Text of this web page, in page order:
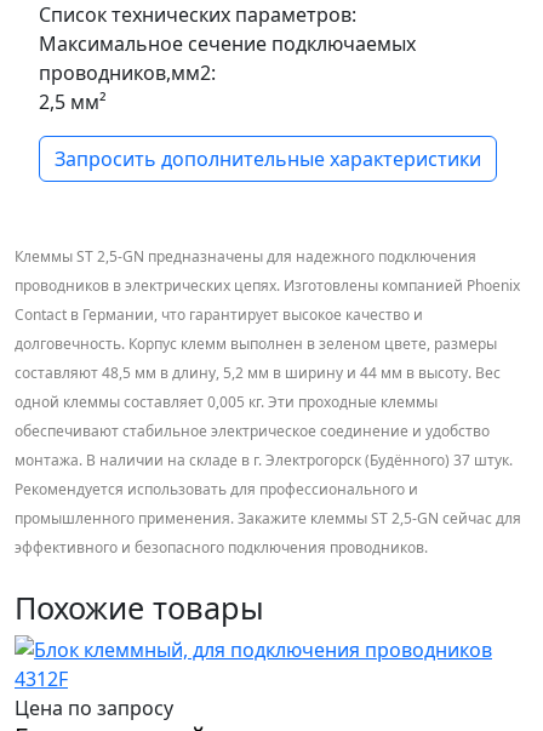
Список технических параметров:
Максимальное сечение подключаемых
проводников,мм2:
2,5 мм²
Запросить дополнительные характеристики
Клеммы ST 2,5-GN предназначены для надежного подключения
проводников в электрических цепях. Изготовлены компанией Phoenix
Contact в Германии, что гарантирует высокое качество и
долговечность. Корпус клемм выполнен в зеленом цвете, размеры
составляют 48,5 мм в длину, 5,2 мм в ширину и 44 мм в высоту. Вес
одной клеммы составляет 0,005 кг. Эти проходные клеммы
обеспечивают стабильное электрическое соединение и удобство
монтажа. В наличии на складе в г. Электрогорск (Будённого) 37 штук.
Рекомендуется использовать для профессионального и
промышленного применения. Закажите клеммы ST 2,5-GN сейчас для
эффективного и безопасного подключения проводников.
Похожие товары
Цена по запросу